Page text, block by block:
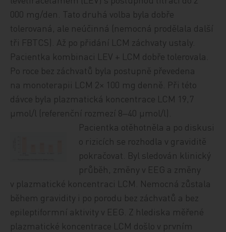
000 mg/den. Tato druhá volba byla dobře
tolerovaná, ale neúčinná (nemocná prodělala další
tři FBTCS). Až po přidání LCM záchvaty ustaly.
Pacientka kombinaci LEV + LCM dobře tolerovala.
Po roce bez záchvatů byla postupně převedena
na monoterapii LCM 2× 100 mg denně. Při této
dávce byla plazmatická koncentrace LCM 19,7
µmol/l (referenční rozmezí 8‒40 µmol/l).
Pacientka otěhotněla a po diskusi
o rizicích se rozhodla v graviditě
pokračovat. Byl sledován klinický
průběh, změny v EEG a změny
v plazmatické koncentraci LCM. Nemocná zůstala
během gravidity i po porodu bez záchvatů a bez
epileptiformní aktivity v EEG. Z hlediska měřené
plazmatické koncentrace LCM došlo v prvním